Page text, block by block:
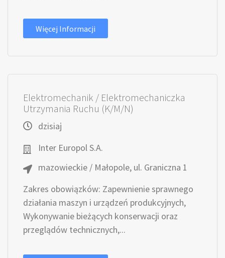
Więcej Informacji
Elektromechanik / Elektromechaniczka
Utrzymania Ruchu (K/M/N)
dzisiaj
Inter Europol S.A.
mazowieckie / Małopole, ul. Graniczna 1
Zakres obowiązków: Zapewnienie sprawnego
działania maszyn i urządzeń produkcyjnych,
Wykonywanie bieżących konserwacji oraz
przeglądów technicznych,...